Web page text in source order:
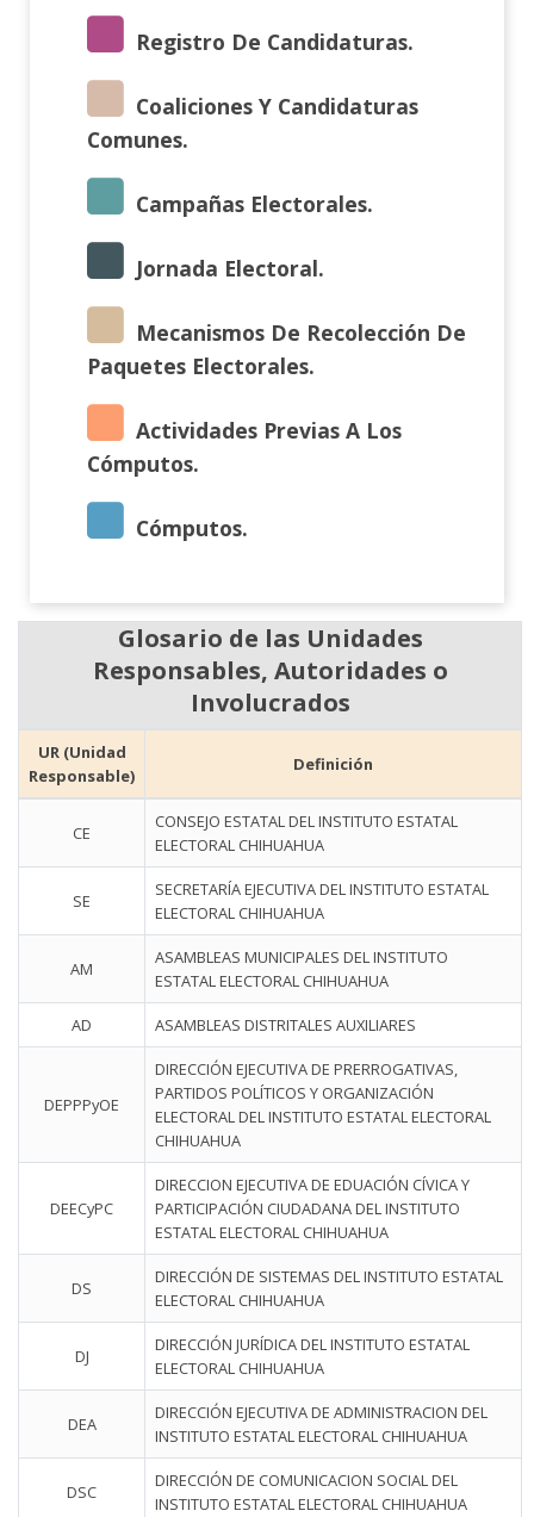
Registro De Candidaturas.
Coaliciones Y Candidaturas
Comunes.
Campañas Electorales.
Jornada Electoral.
Mecanismos De Recolección De
Paquetes Electorales.
Actividades Previas A Los
Cómputos.
Cómputos.
Glosario de las Unidades
Responsables, Autoridades o
Involucrados
UR (Unidad
Responsable)
Definición
CE
CONSEJO ESTATAL DEL INSTITUTO ESTATAL
ELECTORAL CHIHUAHUA
SE
SECRETARÍA EJECUTIVA DEL INSTITUTO ESTATAL
ELECTORAL CHIHUAHUA
AM
ASAMBLEAS MUNICIPALES DEL INSTITUTO
ESTATAL ELECTORAL CHIHUAHUA
AD ASAMBLEAS DISTRITALES AUXILIARES
DEPPPyOE
DIRECCIÓN EJECUTIVA DE PRERROGATIVAS,
PARTIDOS POLÍTICOS Y ORGANIZACIÓN
ELECTORAL DEL INSTITUTO ESTATAL ELECTORAL
CHIHUAHUA
DEECyPC
DIRECCION EJECUTIVA DE EDUACIÓN CÍVICA Y
PARTICIPACIÓN CIUDADANA DEL INSTITUTO
ESTATAL ELECTORAL CHIHUAHUA
DS
DIRECCIÓN DE SISTEMAS DEL INSTITUTO ESTATAL
ELECTORAL CHIHUAHUA
DJ
DIRECCIÓN JURÍDICA DEL INSTITUTO ESTATAL
ELECTORAL CHIHUAHUA
DEA
DIRECCIÓN EJECUTIVA DE ADMINISTRACION DEL
INSTITUTO ESTATAL ELECTORAL CHIHUAHUA
DSC
DIRECCIÓN DE COMUNICACION SOCIAL DEL
INSTITUTO ESTATAL ELECTORAL CHIHUAHUA